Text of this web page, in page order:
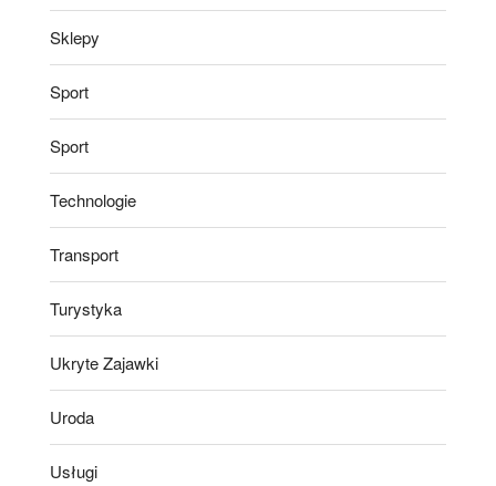
Sklepy
Sport
Sport
Technologie
Transport
Turystyka
Ukryte Zajawki
Uroda
Usługi